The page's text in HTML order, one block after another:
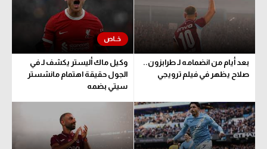
بعد أيام من انضمامه لـ طرابزون..
صلاح يظهر في فيلم ترويجي
وكيل ماك أليستر يكشف لـ في
الجول حقيقة اهتمام مانشستر
سيتي بضمه